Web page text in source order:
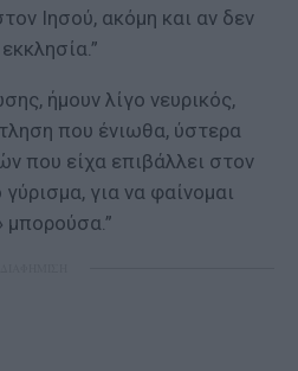
Ιησού, ακόμη και αν δεν
ήμουν λίγο νευρικός,
που ένιωθα, ύστερα
που είχα επιβάλλει στον
για να φαίνομαι
μπορούσα.”